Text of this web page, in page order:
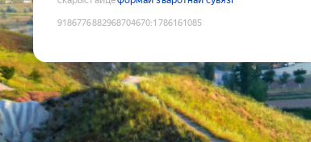
9186776882968704670:1786161085